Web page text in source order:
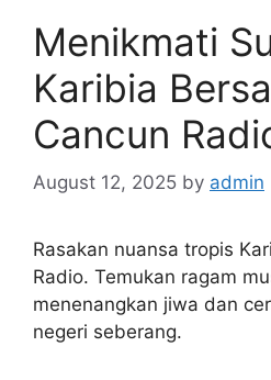
Menikmati
Karibia
Cancun
August 12, 2025 by admin
Rasakan nuansa tropis
Radio. Temukan ragam
menenangkan jiwa dan
negeri seberang.